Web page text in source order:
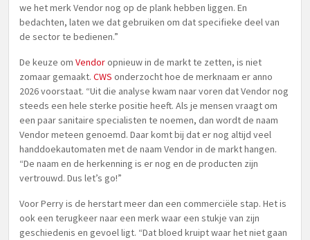
we het merk Vendor nog op de plank hebben liggen. En
bedachten, laten we dat gebruiken om dat specifieke deel van
de sector te bedienen.”
De keuze om Vendoropnieuw in de markt te zetten, is niet
zomaar gemaakt. CWS onderzocht hoe de merknaam er anno
2026 voorstaat. “Uit die analyse kwam naar voren dat Vendor nog
steeds een hele sterke positie heeft. Als je mensen vraagt om
een paar sanitaire specialisten te noemen, dan wordt de naam
Vendor meteen genoemd. Daar komt bij dat er nog altijd veel
handdoekautomaten met de naam Vendor in de markt hangen.
“De naam en de herkenning is er nog en de producten zijn
vertrouwd. Dus let’s go!”
Voor Perry is de herstart meer dan een commerciële stap. Het is
ook een terugkeer naar een merk waar een stukje van zijn
geschiedenis en gevoel ligt. “Dat bloed kruipt waar het niet gaan